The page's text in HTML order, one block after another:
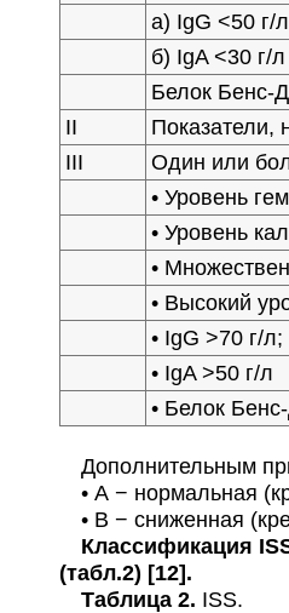
а) IgG <50 г/
б) IgA <30 г/л
Белок Бенс-
II
Показатели,
III
Один или
• Уровень
• Уровень
•
• Высокий
• IgG >70 г/л;
• IgA >50 г/л
• Белок
Дополнительным
• А − нормальная
• В − сниженная
Классификация
(табл.2) [12].
Таблица 2. ISS.